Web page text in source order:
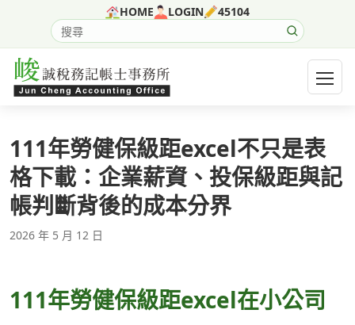
HOME LOGIN 45104
搜尋網站內容
開啟
111年勞健保級距excel不只是表
格下載：企業薪資、投保級距與記
帳判斷背後的成本分界
2026 年 5 月 12 日
111年勞健保級距excel在小公司